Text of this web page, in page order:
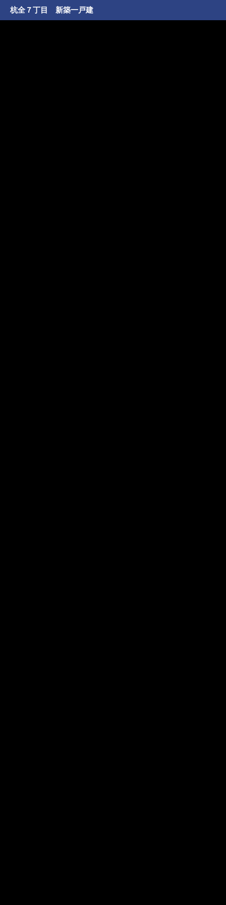
杭全７丁目 新築一戸建